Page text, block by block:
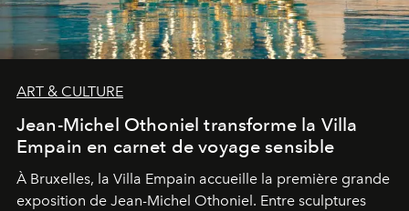
ART & CULTURE
Jean-Michel Othoniel transforme la Villa
Empain en carnet de voyage sensible
À Bruxelles, la Villa Empain accueille la première grande
exposition de Jean-Michel Othoniel. Entre sculptures